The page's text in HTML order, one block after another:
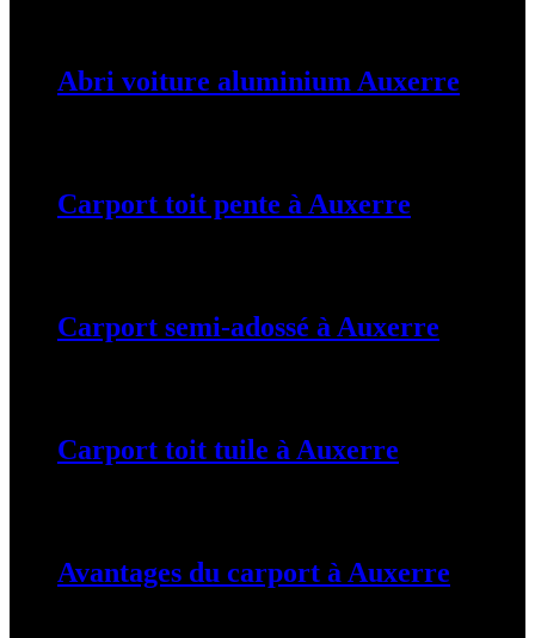
Abri voiture aluminium Auxerre
Carport toit pente à Auxerre
Carport semi-adossé à Auxerre
Carport toit tuile à Auxerre
Avantages du carport à Auxerre